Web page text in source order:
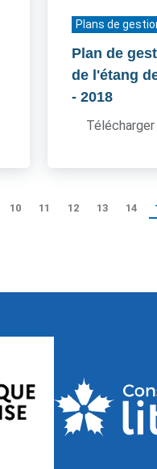
Plans de
Plan de
de l'étang
- 2018
10 11 12 13 14